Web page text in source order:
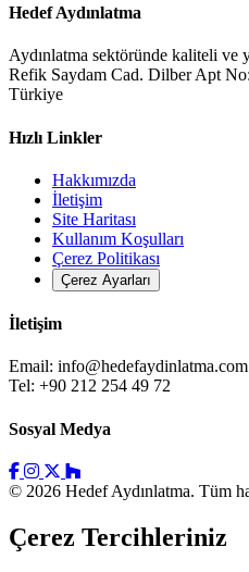
Hedef Aydınlatma
Aydınlatma sektöründe kaliteli ve
Refik Saydam Cad. Dilber Apt
Türkiye
Hızlı Linkler
Hakkımızda
İletişim
Site Haritası
Kullanım Koşulları
Çerez Politikası
Çerez Ayarları
İletişim
Email: info@hedefaydinlatma.com
Tel: +90 212 254 49 72
Sosyal Medya
© 2026 Hedef Aydınlatma. Tüm
Çerez Tercihleriniz